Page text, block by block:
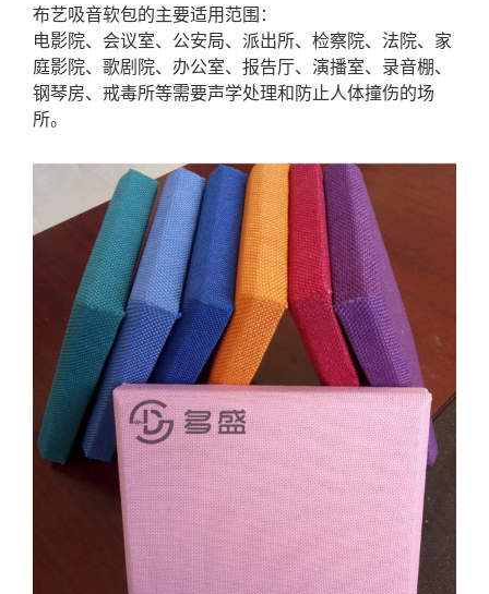
布艺吸音软包的主要适用范围：
电影院、会议室、公安局、派出所、检察院、法院、家
庭影院、歌剧院、办公室、报告厅、演播室、录音棚、
钢琴房、戒毒所等需要声学处理和防止人体撞伤的场
所。